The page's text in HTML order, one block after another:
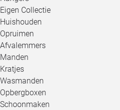
Eigen Collectie
Huishouden
Opruimen
Afvalemmers
Manden
Kratjes
Wasmanden
Opbergboxen
Schoonmaken